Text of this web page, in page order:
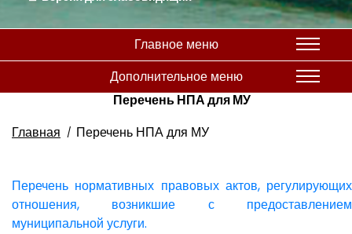
Главное меню
Дополнительное меню
Перечень НПА для МУ
Главная
Перечень НПА для МУ
Перечень нормативных правовых актов, регулирующих
отношения, возникшие с предоставлением
муниципальной услуги.